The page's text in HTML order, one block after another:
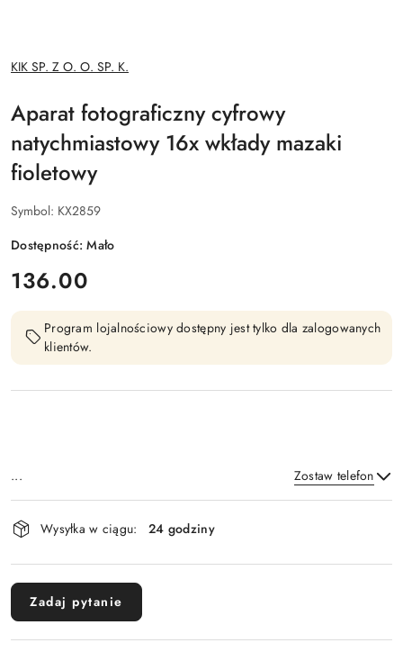
NAZWA
PRODUCENTA:
KIK SP. Z O. O. SP. K.
Aparat fotograficzny cyfrowy
natychmiastowy 16x wkłady mazaki
fioletowy
Symbol: KX2859
Dostępność:Mało
cena:
136.00
Program lojalnościowy dostępny jest tylko dla zalogowanych
klientów.
... Zostaw telefon
Dostępność
i
dostawa
Wysyłka w ciągu: 24 godziny
Zadaj pytanie